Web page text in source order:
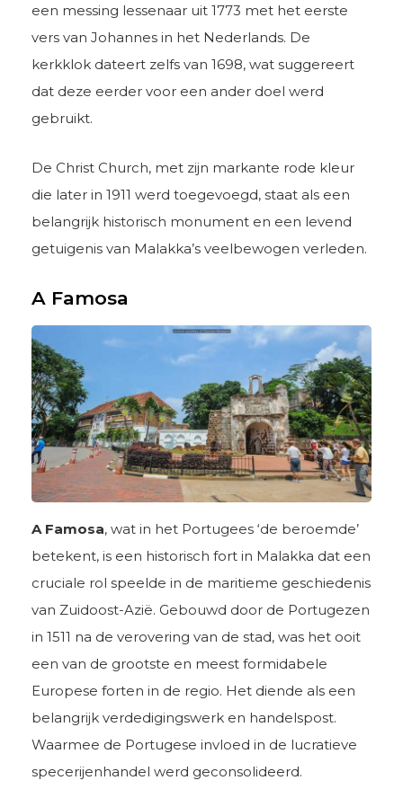
een messing lessenaar uit 1773 met het eerste
vers van Johannes in het Nederlands. De
kerkklok dateert zelfs van 1698, wat suggereert
dat deze eerder voor een ander doel werd
gebruikt.
De Christ Church, met zijn markante rode kleur
die later in 1911 werd toegevoegd, staat als een
belangrijk historisch monument en een levend
getuigenis van Malakka’s veelbewogen verleden.
A Famosa
A Famosa, wat in het Portugees ‘de beroemde’
betekent, is een historisch fort in Malakka dat een
cruciale rol speelde in de maritieme geschiedenis
van Zuidoost-Azië. Gebouwd door de Portugezen
in 1511 na de verovering van de stad, was het ooit
een van de grootste en meest formidabele
Europese forten in de regio. Het diende als een
belangrijk verdedigingswerk en handelspost.
Waarmee de Portugese invloed in de lucratieve
specerijenhandel werd geconsolideerd.